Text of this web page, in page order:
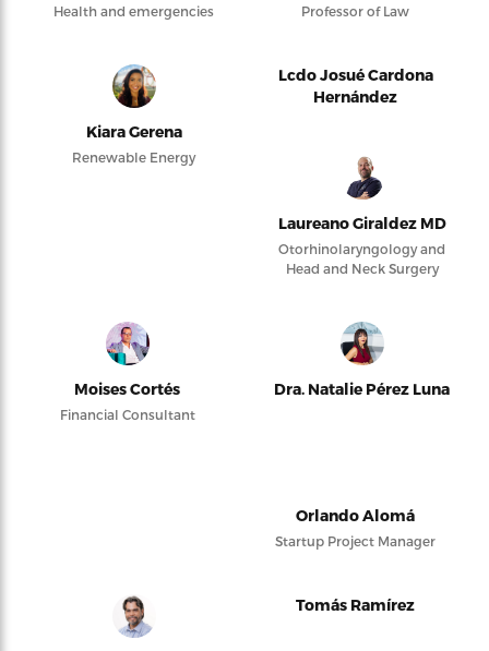
Health and emergencies Professor of Law
Kiara Gerena
Renewable Energy
Lcdo Josué Cardona
Hernández
Laureano Giraldez MD
Otorhinolaryngology and
Head and Neck Surgery
Moises Cortés
Financial Consultant
Dra. Natalie Pérez Luna
Orlando Alomá
Startup Project Manager
Tomás Ramírez